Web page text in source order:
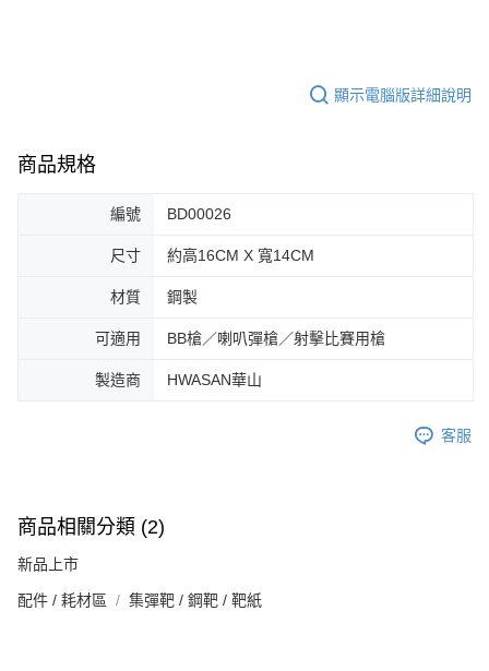
顯示電腦版詳細說明
商品規格
編號 BD00026
尺寸 約高16CM X 寬14CM
材質 鋼製
可適用 BB槍／喇叭彈槍／射擊比賽用槍
製造商 HWASAN華山
客服
商品相關分類 (2)
新品上市
配件 / 耗材區 集彈靶 / 鋼靶 / 靶紙